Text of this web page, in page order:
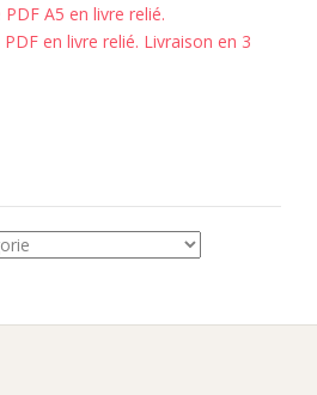
A5 en livre relié.
en livre relié. Livraison en 3